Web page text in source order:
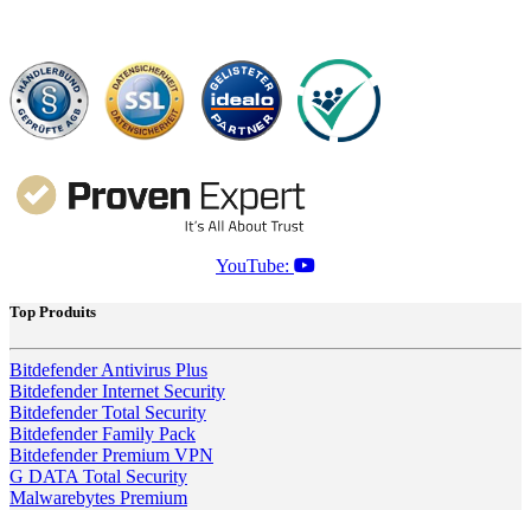
YouTube:
Top Produits
Bitdefender Antivirus Plus
Bitdefender Internet Security
Bitdefender Total Security
Bitdefender Family Pack
Bitdefender Premium VPN
G DATA Total Security
Malwarebytes Premium